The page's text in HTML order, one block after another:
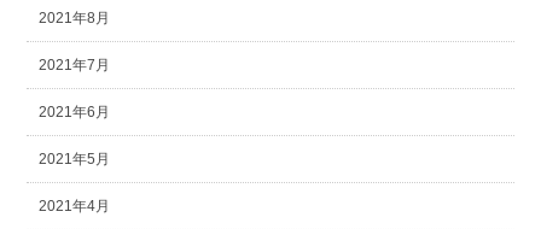
2021年8月
2021年7月
2021年6月
2021年5月
2021年4月